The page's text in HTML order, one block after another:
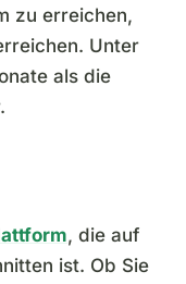
zu erreichen,
Unter
als die
, die auf
ist. Ob Sie